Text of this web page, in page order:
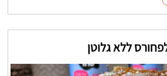
ללא גלוטן